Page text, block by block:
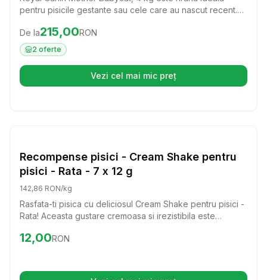
pentru pisicile gestante sau cele care au nascut recent.
dezvoltarea puilor si intareste sistemul imunitar al mamei,
oferind tot ce are nevoie pentru a se recupera si a-si
hrani puii sanatos.
Preț:215.00 RON
De la215,00RON
2 oferte
Vezi cel mai mic preț(se deschide într-o filă nouă)
Recompense pisici - Cream Shake pentru
pisici - Rata - 7 x 12 g
142,86 RON/kg
Rasfata-ti pisica cu deliciosul Cream Shake pentru pisici -
Rata! Aceasta gustare cremoasa si irezistibila este
a transforma fiecare moment intr-o experienta de neuitat.
Preț:12.00
12,00RON